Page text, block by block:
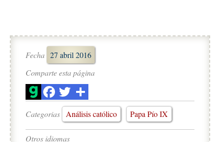
Fecha 27 abril 2016
Comparte esta página
Categorias Análisis católico Papa Pío IX
Otros idiomas